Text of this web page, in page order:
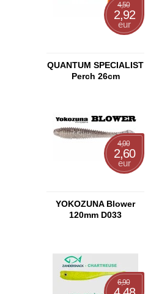
QUANTUM SPECIALIST
Perch 26cm
4,50
2,92
eur
YOKOZUNA Blower
120mm D033
4,00
2,60
eur
6,90